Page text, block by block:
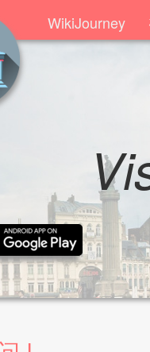
WikiJourney